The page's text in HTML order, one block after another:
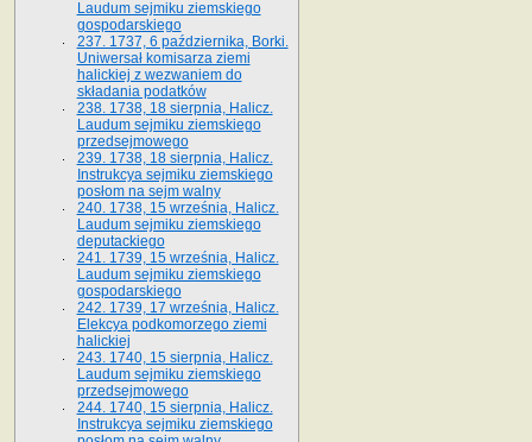
Laudum sejmiku ziemskiego
gospodarskiego
237. 1737, 6 października, Borki.
Uniwersał komisarza ziemi
halickiej z wezwaniem do
składania podatków
238. 1738, 18 sierpnia, Halicz.
Laudum sejmiku ziemskiego
przedsejmowego
239. 1738, 18 sierpnia, Halicz.
Instrukcya sejmiku ziemskiego
posłom na sejm walny
240. 1738, 15 września, Halicz.
Laudum sejmiku ziemskiego
deputackiego
241. 1739, 15 września, Halicz.
Laudum sejmiku ziemskiego
gospodarskiego
242. 1739, 17 września, Halicz.
Elekcya podkomorzego ziemi
halickiej
243. 1740, 15 sierpnia, Halicz.
Laudum sejmiku ziemskiego
przedsejmowego
244. 1740, 15 sierpnia, Halicz.
Instrukcya sejmiku ziemskiego